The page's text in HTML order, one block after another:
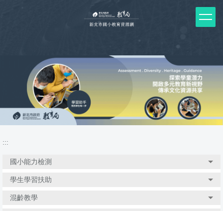
:::
國小能力檢測
學生學習扶助
混齡教學